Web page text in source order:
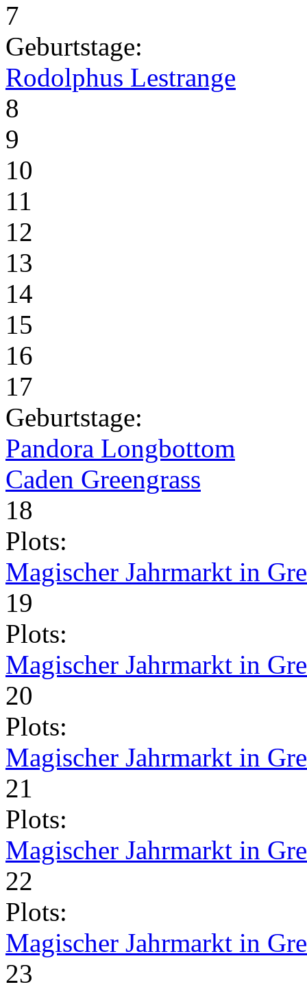
7
Geburtstage:
Rodolphus Lestrange
8
9
10
11
12
13
14
15
16
17
Geburtstage:
Pandora Longbottom
Caden Greengrass
18
Plots:
Magischer Jahrmarkt in
19
Plots:
Magischer Jahrmarkt in
20
Plots:
Magischer Jahrmarkt in
21
Plots:
Magischer Jahrmarkt in
22
Plots:
Magischer Jahrmarkt in
23